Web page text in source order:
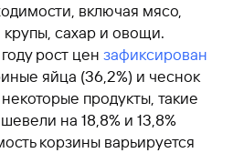
включая мясо,
крупы, сахар и овощи.
рост цен зафиксирован
яйца (36,2%) и чеснок
продукты, такие
на 18,8% и 13,8%
корзины варьируется